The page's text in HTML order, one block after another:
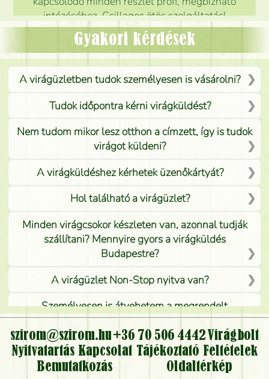
intézéséhez. Csillagos ötös szolgáltatás!
Mónika
Gyakori kérdések
A virágüzletben tudok személyesen is vásárolni?
Tudok időpontra kérni virágküldést?
Nem tudom mikor lesz otthon a címzett, így is tudok
virágot küldeni?
A virágküldéshez kérhetek üzenőkártyát?
Hol található a virágüzlet?
Minden virágcsokor készleten van, azonnal tudják
szállítani? Mennyire gyors a virágküldés
Budapestre?
A virágüzlet Non-Stop nyitva van?
Személyesen is átvehetem a megrendelt
virágcsokrot, vagy csak virágküldéssel, kiszállítással
kérhető?
Vidékre is lehet rendelni?
szirom@szirom.hu +36 70 506 4442Virágbolt
Nyitvatartás Kapcsolat Tájékoztató Feltételek
Bemutatkozás
Oldaltérkép